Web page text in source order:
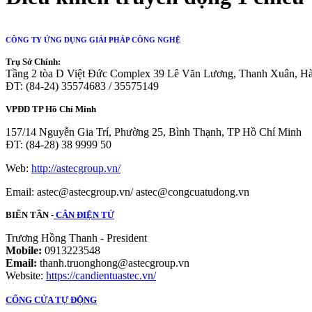
CÔNG TY ỨNG DỤNG GIẢI PHÁP CÔNG NGHỆ
Trụ Sở Chính:
Tầng 2 tòa D Việt Đức Complex 39 Lê Văn Lương, Thanh Xuân,
ĐT: (84-24) 35574683 / 35575149
VPĐD TP Hồ Chí Minh
157/14 Nguyễn Gia Trí, Phường 25, Bình Thạnh, TP Hồ Chí Minh
ĐT: (84-28) 38 9999 50
Web: http://astecgroup.vn/
Email: astec@astecgroup.vn/ astec@congcuatudong.vn
BIẾN TẦN - CÂN ĐIỆN TỬ
Trương Hồng Thanh - President
Mobile: 0913223548
Email: thanh.truonghong@astecgroup.vn
Website: https://candientuastec.vn/
CỔNG CỬA TỰ ĐỘNG